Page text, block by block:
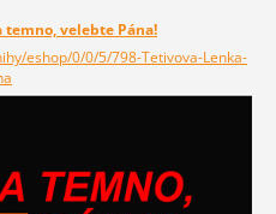
temno, velebte Pána!
eshop/0/0/5/798-Tetivova-Lenka-